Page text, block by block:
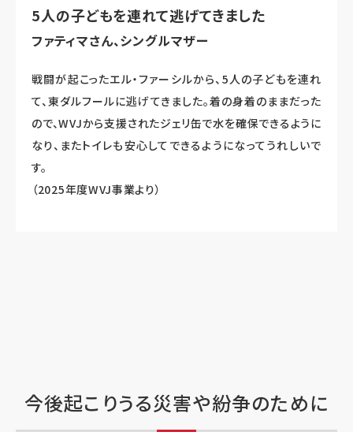
5人の子どもを連れて逃げてきました
ファティマさん、シングルマザー
戦闘が起こったエル・ファーシルから、5人の子どもを連れ
て、東ダルフールに逃げてきました。着の身着のままだった
ので、WVJから支援されたジェリ缶で水を確保できるように
なり、またトイレも安心してできるようになってうれしいで
す。
（2025年度WVJ事業より）
今後起こりうる災害や紛争のために